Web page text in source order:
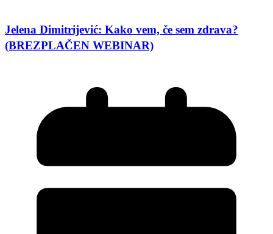
Jelena Dimitrijević: Kako vem, če sem zdrava?
(BREZPLAČEN WEBINAR)